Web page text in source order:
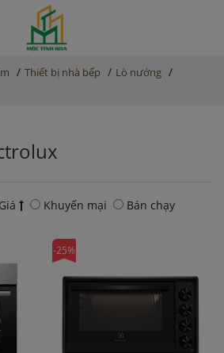
/ Thiết bị nhà bếp / Lò nướng /
Giá Khuyến mại Bán chạy
-25%